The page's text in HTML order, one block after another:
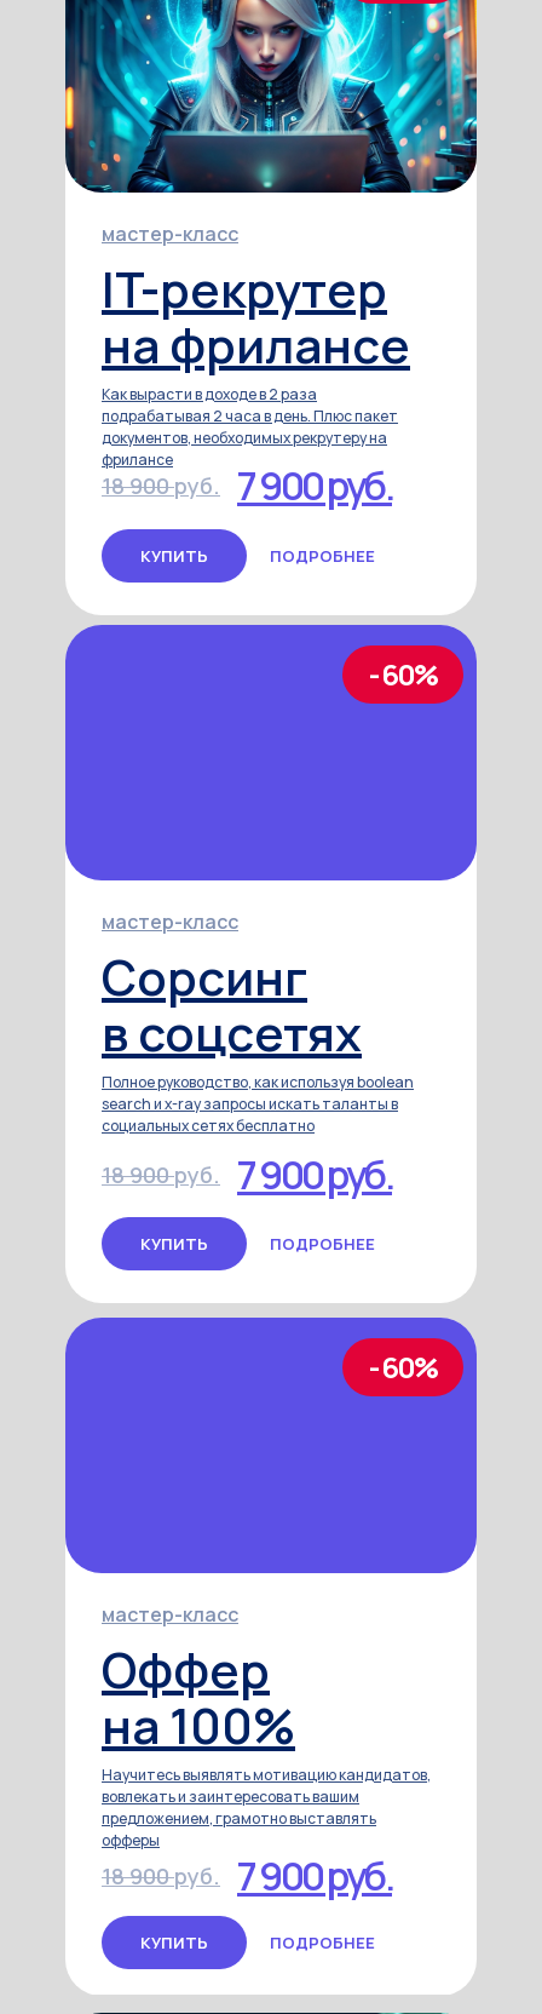
IT-рекрутер
на фрилансе
мастер-класс
Как вырасти в доходе в 2 раза
подрабатывая 2 часа в день. Плюс пакет
документов, необходимых рекрутеру на
фрилансе
ПОДРОБНЕЕ
7 900 руб.
18 900руб.
- 60%
Оффер
на 100%
мастер-класс
Научитесь выявлять мотивацию кандидатов,
вовлекать и заинтересовать вашим
предложением, грамотно выставлять
офферы
ПОДРОБНЕЕ
7 900 руб.
18 900руб.
- 60%
Сорсинг
в соцсетях
мастер-класс
Полное руководство, как используя boolean
search и x-ray запросы искать таланты в
социальных сетях бесплатно
ПОДРОБНЕЕ
7 900 руб.
18 900руб.
КУПИТЬ
КУПИТЬ
КУПИТЬ